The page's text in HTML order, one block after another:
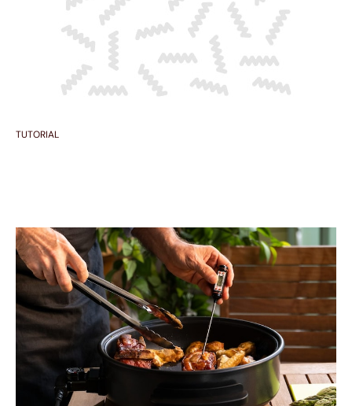
TUTORIAL